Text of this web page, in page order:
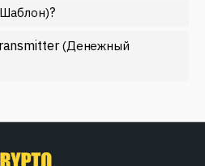
?
(Денежный